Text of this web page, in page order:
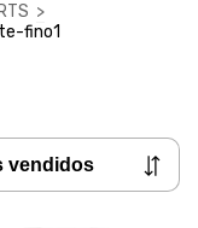
>
fino1